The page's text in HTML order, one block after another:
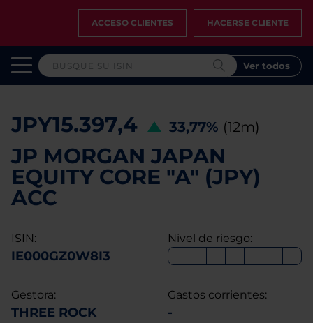
ACCESO CLIENTES HACERSE CLIENTE
Ver todos
JPY15.397,4 33,77% (12m)
JP MORGAN JAPAN
EQUITY CORE "A" (JPY)
ACC
ISIN:
IE000GZ0W8I3
Nivel de riesgo:
Gestora:
THREE ROCK
Gastos corrientes:
-